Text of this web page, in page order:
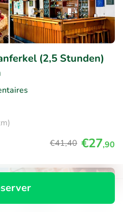
(2,5 Stunden)
€41,40 €27,90